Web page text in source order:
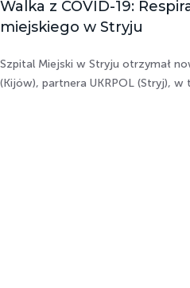
Walka z COVID-19:
miejskiego w Stryju
Szpital Miejski w Stryju otrzymał
(Kijów), partnera UKRPOL (Stryj), w